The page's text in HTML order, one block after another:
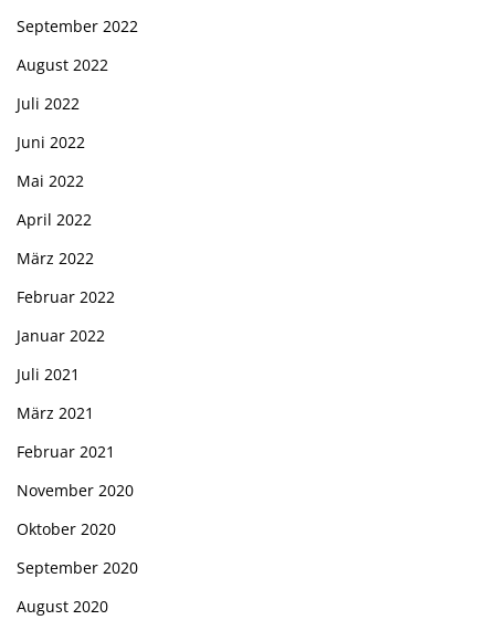
September 2022
August 2022
Juli 2022
Juni 2022
Mai 2022
April 2022
März 2022
Februar 2022
Januar 2022
Juli 2021
März 2021
Februar 2021
November 2020
Oktober 2020
September 2020
August 2020